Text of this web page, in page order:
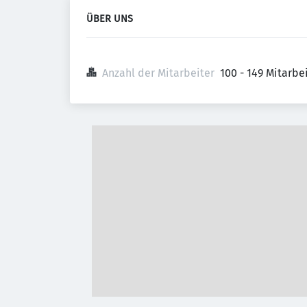
ÜBER UNS
Anzahl der Mitarbeiter 100 - 149